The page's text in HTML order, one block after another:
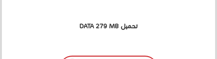
تحميل DATA 279 MB